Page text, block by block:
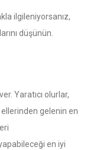
ilgileniyorsanız,
düşünün.
Yaratıcı olurlar,
gelenin en
en iyi